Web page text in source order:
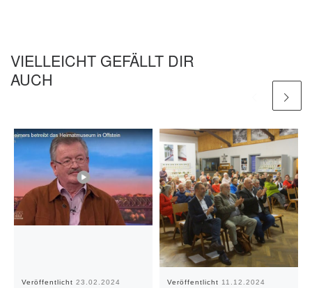
VIELLEICHT GEFÄLLT DIR
AUCH
Veröffentlicht 23.02.2024 Veröffentlicht 11.12.2024